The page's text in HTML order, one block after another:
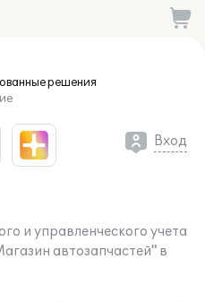
решения
Вход
и управленческого учета
автозапчастей" в